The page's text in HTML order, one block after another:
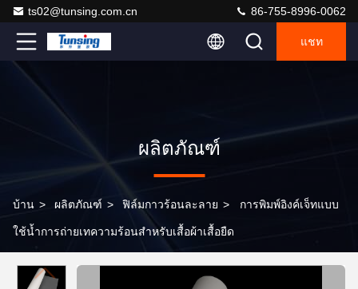
ts02@tunsing.com.cn 86-755-8996-0062
แชท
ผลิตภัณฑ์
บ้าน > ผลิตภัณฑ์ > ฟิล์มกาวร้อนละลาย > การพิมพ์อิงค์เจ็ทแบบ
ใช้น้ำการถ่ายเทความร้อนสำหรับเสื้อผ้าเสื้อยืด